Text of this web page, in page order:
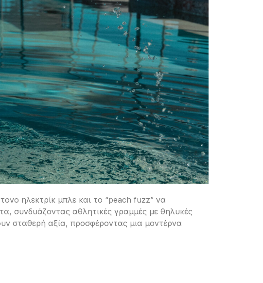
ηλεκτρίκ μπλε και το “peach fuzz” να
συνδυάζοντας αθλητικές γραμμές με θηλυκές
σταθερή αξία, προσφέροντας μια μοντέρνα